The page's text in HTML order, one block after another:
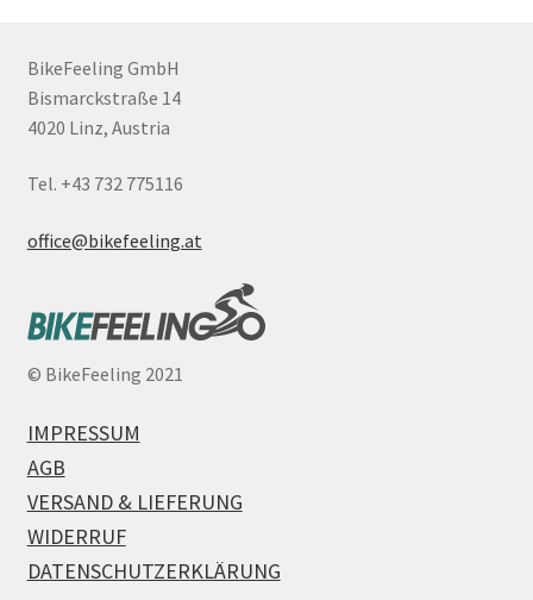
BikeFeeling GmbH
Bismarckstraße 14
4020 Linz, Austria
Tel. +43 732 775116
office@bikefeeling.at
© BikeFeeling 2021
IMPRESSUM
AGB
VERSAND & LIEFERUNG
WIDERRUF
DATENSCHUTZERKLÄRUNG